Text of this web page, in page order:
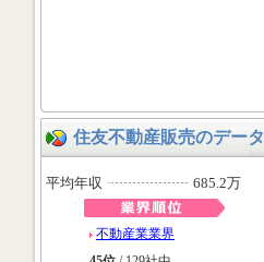
住友不動産販売のデータ
平均年収 685.2万
不動産業業界